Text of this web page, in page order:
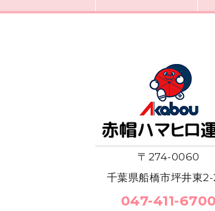
〒274-0060
千葉県船橋市坪井東
047-411-6700